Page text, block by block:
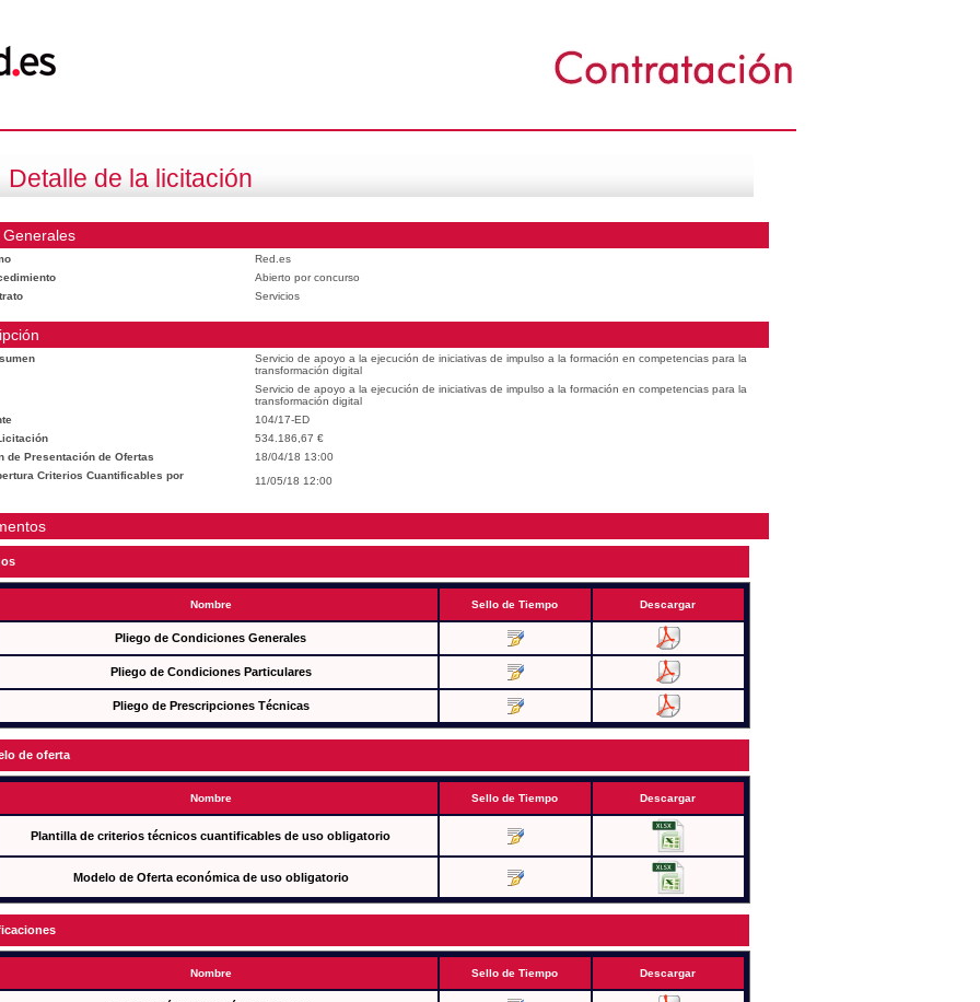
Detalle de la licitación
Generales
Red.es
Abierto por concurso
Servicios
Servicio de apoyo a la ejecución de iniciativas de impulso a la formación en competencias para la
transformación digital
Servicio de apoyo a la ejecución de iniciativas de impulso a la formación en competencias para la
transformación digital
104/17-ED
534.186,67 €
de Presentación de Ofertas
18/04/18 13:00
Criterios Cuantificables por
11/05/18 12:00
Nombre Sello de Tiempo Descargar
Pliego de Condiciones Generales
Pliego de Condiciones Particulares
Pliego de Prescripciones Técnicas
de oferta
Nombre Sello de Tiempo Descargar
Plantilla de criterios técnicos cuantificables de uso obligatorio
Modelo de Oferta económica de uso obligatorio
Nombre Sello de Tiempo Descargar